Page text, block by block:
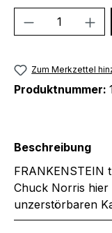
Produkt
Zum Merkzettel
Produktnummer:
Beschreibung
FRANKENSTEIN
Chuck Norris hier
unzerstörbaren